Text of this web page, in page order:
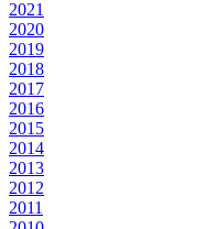
2021
2020
2019
2018
2017
2016
2015
2014
2013
2012
2011